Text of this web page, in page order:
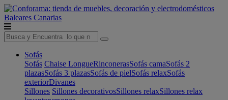
Baleares Canarias
Sofás
Sofás Chaise LongueRinconerasSofás camaSofás 2
plazasSofás 3 plazasSofás de pielSofás relaxSofás
exteriorDivanes
Sillones Sillones decorativosSillones relaxSillones relax